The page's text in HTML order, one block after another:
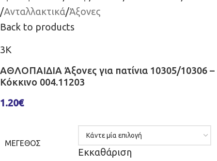
/Ανταλλακτικά/Άξονες
Back to products
3K
ΑΘΛΟΠΑΙΔΙΑ Άξονες για πατίνια 10305/10306 –
Κόκκινο 004.11203
1.20€
ΜΈΓΕΘΟΣ
Εκκαθάριση